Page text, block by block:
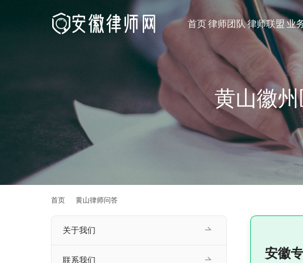
首页律师团队律师联盟业
黄山徽
首页 黄山律师问答
安徽
关于我们
联系我们